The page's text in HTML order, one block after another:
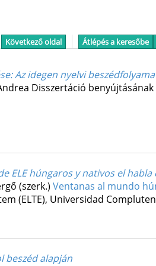
Következő oldal Átlépés a keresőbe
: Az idegen nyelvi
Disszertáció benyújtásának
húngaros y nativos el
(szerk.) Ventanas al mundo
(ELTE), Universidad
beszéd alapján